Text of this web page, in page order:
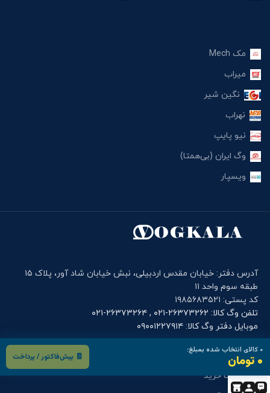
۰ کالای انتخاب شده بمبلغ:
۰ تومان 🧾 پیش‌فاکتور / پرداخت
مک Mech
میراب
نگین شیر
نهراب
نیو پایپ
وگ ایران (بی‌همتا)
ویسپار
آدرس دفتر: خیابان مقدس اردبیلی، نبش خیابان شاد آور، پلاک ۱۵
طبقه سوم واحد ۱۱
کد پستی: ۱۹۸۵۶۸۳۵۲۱
تلفن وگ کالا: ۲۶۳۷۳۲۶۲-۰۲۱ , ۲۶۳۷۳۲۶۴-۰۲۱
موبایل دفتر وگ کالا: ۰۹۰۰۱۲۲۷۹۱۴
فرم های کاربری
درخواست خرید